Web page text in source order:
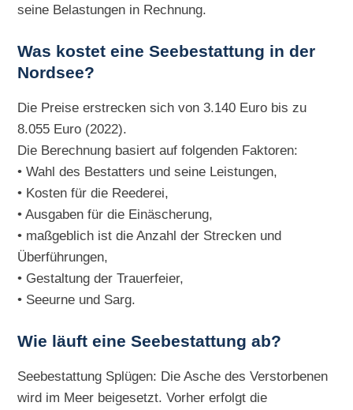
seine Belastungen in Rechnung.
Was kostet eine Seebestattung in der
Nordsee?
Die Preise erstrecken sich von 3.140 Euro bis zu
8.055 Euro (2022).
Die Berechnung basiert auf folgenden Faktoren:
• Wahl des Bestatters und seine Leistungen,
• Kosten für die Reederei,
• Ausgaben für die Einäscherung,
• maßgeblich ist die Anzahl der Strecken und
Überführungen,
• Gestaltung der Trauerfeier,
• Seeurne und Sarg.
Wie läuft eine Seebestattung ab?
Seebestattung Splügen: Die Asche des Verstorbenen
wird im Meer beigesetzt. Vorher erfolgt die